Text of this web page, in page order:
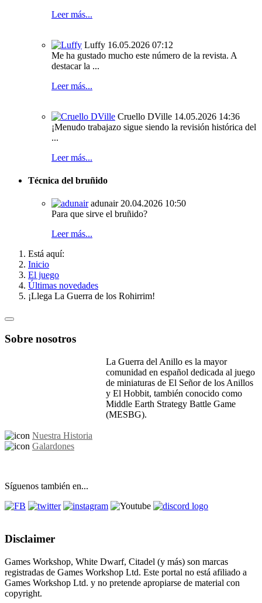
Leer más...
Luffy 16.05.2026 07:12
Me ha gustado mucho este número de la revista. A
destacar la ...
Leer más...
Cruello DVille 14.05.2026 14:36
¡Menudo trabajazo sigue siendo la revisión histórica del
...
Leer más...
Técnica del bruñido
adunair 20.04.2026 10:50
Para que sirve el bruñido?
Leer más...
Está aquí:
Inicio
El juego
Últimas novedades
¡Llega La Guerra de los Rohirrim!
Sobre nosotros
La Guerra del Anillo es la mayor
comunidad en español dedicada al juego
de miniaturas de El Señor de los Anillos
y El Hobbit, también conocido como
Middle Earth Strategy Battle Game
(MESBG).
Nuestra Historia
Galardones
Síguenos también en...
Disclaimer
Games Workshop, White Dwarf, Citadel (y más) son marcas
registradas de Games Workshop Ltd. Este portal no está afiliado a
Games Workshop Ltd. y no pretende apropiarse de material con
copyright.